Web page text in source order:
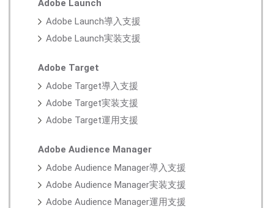
Adobe Launch
Adobe Launch導入支援
Adobe Launch実装支援
Adobe Target
Adobe Target導入支援
Adobe Target実装支援
Adobe Target運用支援
Adobe Audience Manager
Adobe Audience Manager導入支援
Adobe Audience Manager実装支援
Adobe Audience Manager運用支援